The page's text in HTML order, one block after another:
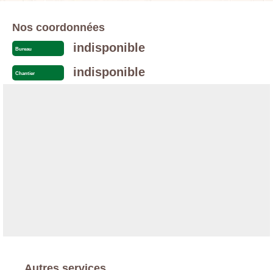
Nos coordonnées
Bureau indisponible
Chantier indisponible